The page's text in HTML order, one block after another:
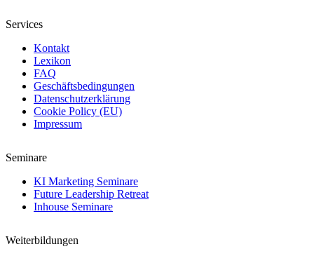
Services
Kontakt
Lexikon
FAQ
Geschäftsbedingungen
Datenschutzerklärung
Cookie Policy (EU)
Impressum
Seminare
KI Marketing Seminare
Future Leadership Retreat
Inhouse Seminare
Weiterbildungen